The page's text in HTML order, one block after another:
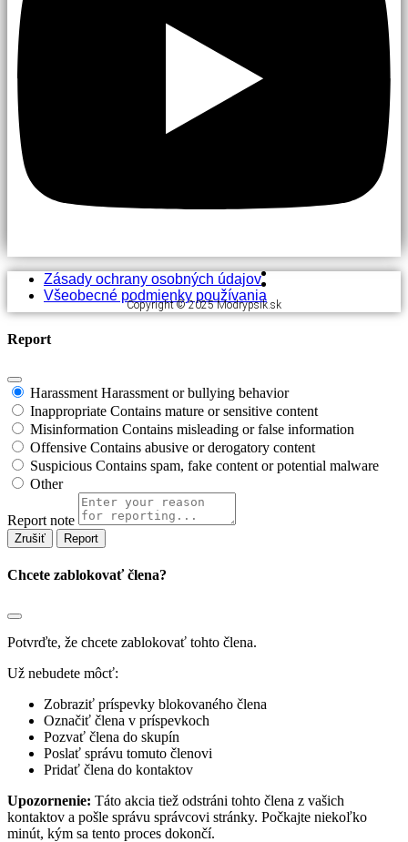
Zásady ochrany osobných údajov
Všeobecné podmienky používania
Copyright © 2025 Modrypsik.sk
Report
Harassment Harassment or bullying behavior
Inappropriate Contains mature or sensitive content
Misinformation Contains misleading or false information
Offensive Contains abusive or derogatory content
Suspicious Contains spam, fake content or potential malware
Other
Report note
Report
Chcete zablokovať člena?
Potvrďte, že chcete zablokovať tohto člena.
Už nebudete môcť:
Zobraziť príspevky blokovaného člena
Označiť člena v príspevkoch
Pozvať člena do skupín
Poslať správu tomuto členovi
Pridať člena do kontaktov
Upozornenie: Táto akcia tiež odstráni tohto člena z vašich
kontaktov a pošle správu správcovi stránky. Počkajte niekoľko
minút, kým sa tento proces dokončí.